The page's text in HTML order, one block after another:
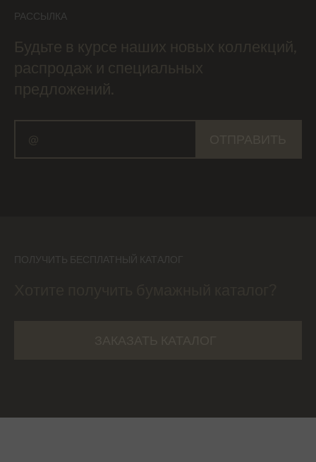
РАССЫЛКА
Будьте в курсе наших новых коллекций,
распродаж и специальных
предложений.
ПОЛУЧИТЬ БЕСПЛАТНЫЙ КАТАЛОГ